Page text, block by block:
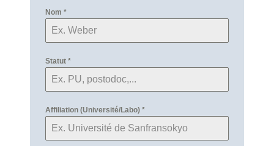
Nom *
Statut *
Affiliation (Université/Labo) *